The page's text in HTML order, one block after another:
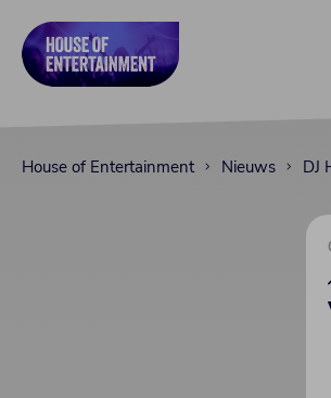
House of Entertainment Nieuws DJ